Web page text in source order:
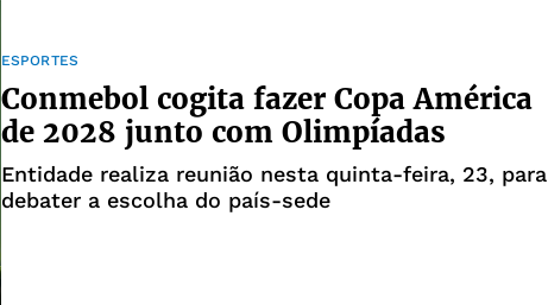
ESPORTES
Conmebol cogita fazer Copa América
de 2028 junto com Olimpíadas
Entidade realiza reunião nesta quinta-feira, 23, para
debater a escolha do país-sede